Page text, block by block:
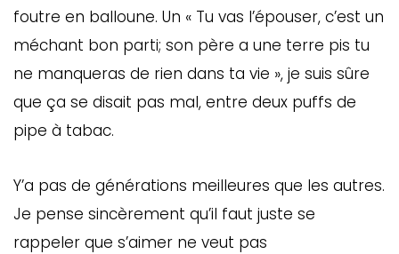
foutre en balloune. Un « Tu vas l’épouser, c’est un
méchant bon parti; son père a une terre pis tu
ne manqueras de rien dans ta vie », je suis sûre
que ça se disait pas mal, entre deux puffs de
pipe à tabac.
Y’a pas de générations meilleures que les autres.
Je pense sincèrement qu’il faut juste se
rappeler que s’aimer ne veut pas